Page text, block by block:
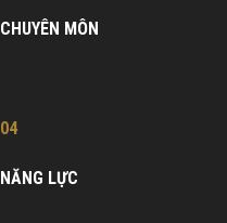
CHUYÊN MÔN
04
NĂNG LỰC